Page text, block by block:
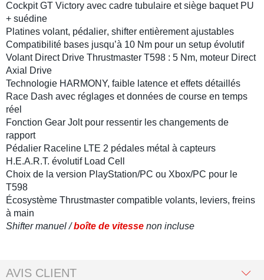
Cockpit GT Victory avec cadre tubulaire et siège baquet PU
+ suédine
Platines volant, pédalier, shifter entièrement ajustables
Compatibilité bases jusqu’à 10 Nm pour un setup évolutif
Volant Direct Drive Thrustmaster T598 : 5 Nm, moteur Direct
Axial Drive
Technologie HARMONY, faible latence et effets détaillés
Race Dash avec réglages et données de course en temps
réel
Fonction Gear Jolt pour ressentir les changements de
rapport
Pédalier Raceline LTE 2 pédales métal à capteurs
H.E.A.R.T. évolutif Load Cell
Choix de la version PlayStation/PC ou Xbox/PC pour le
T598
Écosystème Thrustmaster compatible volants, leviers, freins
à main
Shifter manuel /boîte de vitesse non incluse
AVIS CLIENT